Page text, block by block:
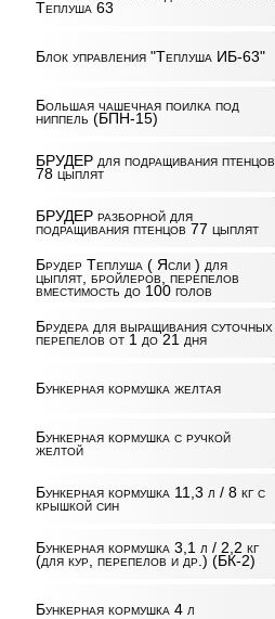
Теплуша 63
Блок управления "Теплуша ИБ-63"
Большая чашечная поилка под
ниппель (БПН-15)
БРУДЕР для подращивания птенцов
78 цыплят
БРУДЕР разборной для
подращивания птенцов 77 цыплят
Брудер Теплуша ( Ясли ) для
цыплят, бройлеров, перепелов
вместимость до 100 голов
Брудера для выращивания суточных
перепелов от 1 до 21 дня
Бункерная кормушка желтая
Бункерная кормушка с ручкой
желтой
Бункерная кормушка 11,3 л / 8 кг с
крышкой син
Бункерная кормушка 3,1 л / 2,2 кг
(для кур, перепелов и др.) (БК-2)
Бункерная кормушка 4 л